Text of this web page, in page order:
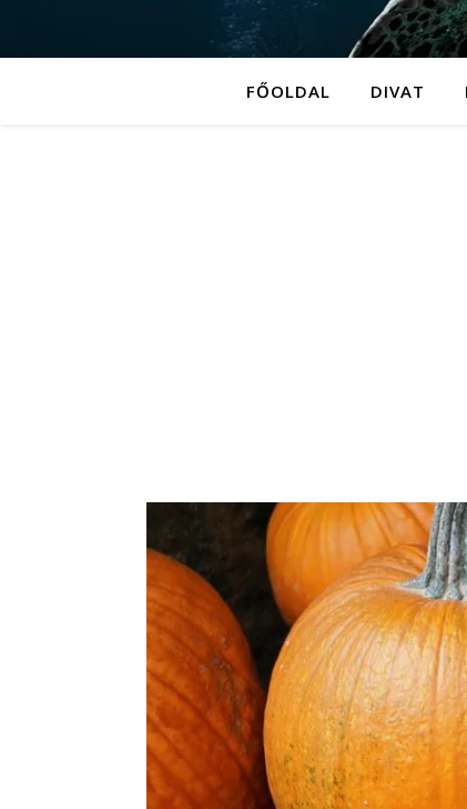
FŐOLDAL DIVAT